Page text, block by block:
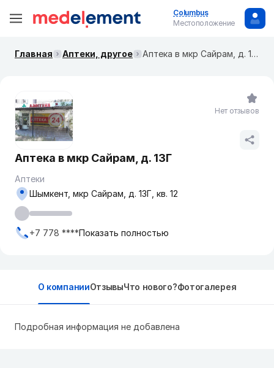
Columbus
Местоположение
Главная Аптеки, другое Аптека в мкр Сайрам, д. 13Г
Аптека в мкр Сайрам, д. 13Г
Аптеки
Шымкент, мкр Сайрам, д. 13Г, кв. 12
+7 778 ****Показать полностью
Нет отзывов
О компанииОтзывыЧто нового?Фотогалерея
Подробная информация не добавлена